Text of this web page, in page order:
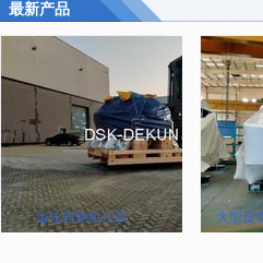
最新产品
齿轮箱整机包装 大型设